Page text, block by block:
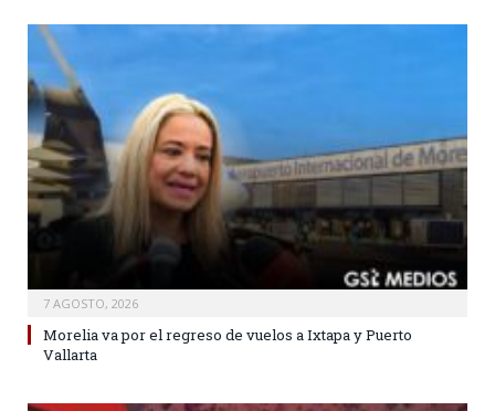
7 AGOSTO, 2026
Morelia va por el regreso de vuelos a Ixtapa y Puerto
Vallarta